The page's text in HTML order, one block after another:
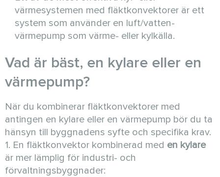
värmesystemen med fläktkonvektorer är ett
system som använder en luft/vatten-
värmepump som värme- eller kylkälla.
Vad är bäst, en kylare eller en
värmepump?
När du kombinerar fläktkonvektorer med
antingen en kylare eller en värmepump bör du ta
hänsyn till byggnadens syfte och specifika krav.
1. En fläktkonvektor kombinerad med en kylare
är mer lämplig för industri- och
förvaltningsbyggnader: